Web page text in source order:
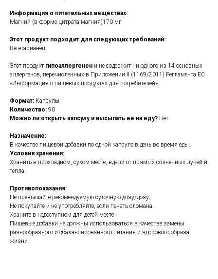
Информация о питательных веществах:
Магний (в форме цитрата магния)170 мг
Этот продукт подходит для следующих требований:
Вегетарианец
Этот продукт гипоаллергенен и не содержит ни одного из 14 основных
аллергенов, перечисленных в Приложении II (1169/2011) Регламента ЕС
«Информация о пищевых продуктах для потребителей».
Формат: Капсулы
Количество: 90
Можно ли открыть капсулу и высыпать ее на еду? Нет
Назначение:
В качестве пищевой добавки по одной капсуле в день во время еды.
Условия хранения:
Хранить в прохладном, сухом месте, вдали от прямых солнечных лучей и
тепла.
Противопоказания:
Не превышайте рекомендуемую суточную дозу/дозу.
Не покупайте и не употребляйте, если печать сломана.
Храните в недоступном для детей месте
Пищевые добавки не должны использоваться в качестве замены
разнообразного и сбалансированного питания и здорового образа
жизни.